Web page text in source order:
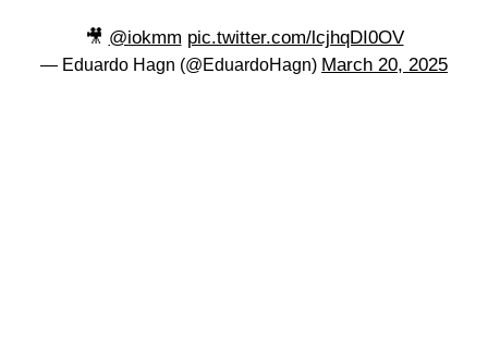
🎥 @iokmm pic.twitter.com/lcjhqDI0OV
— Eduardo Hagn (@EduardoHagn) March 20, 2025